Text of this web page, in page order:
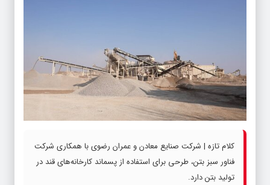
کلام تازه | شرکت صنایع معادن و عمران رضوی با همکاری شرکت
فناور سبز بتن، طرحی برای استفاده از پسماند کارخانه‌‌های قند در
تولید بتن دارد.